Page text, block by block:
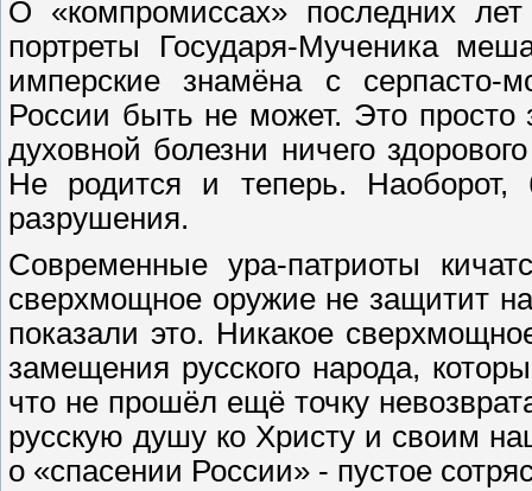
О «компромиссах» последних
портреты Государя-Мученика
имперские знамёна с серпасто-
России быть не может. Это
духовной болезни ничего
Не родится и теперь. Наоборот,
разрушения.
Современные ура-патриоты
сверхмощное оружие не защитит
показали это. Никакое
замещения русского народа,
что не прошёл ещё точку
русскую душу ко Христу и своим
о «спасении России» - пустое